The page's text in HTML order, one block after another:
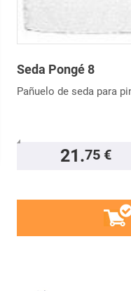
Seda Pongé 8
Pañuelo de seda para
21.75 €